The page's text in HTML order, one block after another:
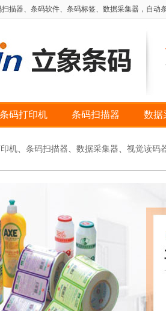
描器、条码软件、条码标签、数据采集器，自动
条码打印机 条码扫描器 数据
机、 条码扫描器、 数据采集器、 视觉读码